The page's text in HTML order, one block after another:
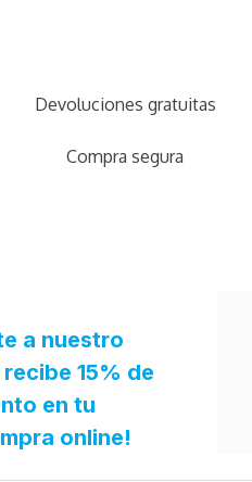
Devoluciones gratuitas
Compra segura